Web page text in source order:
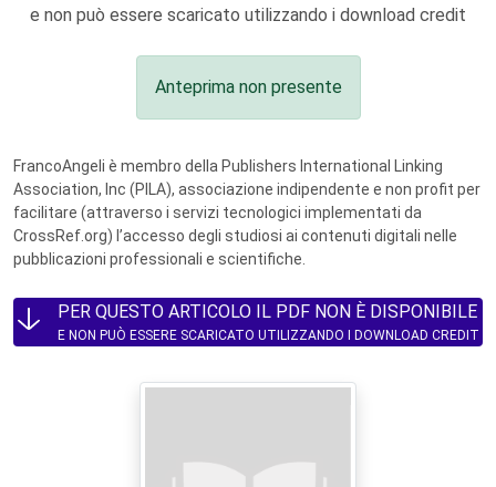
e non può essere scaricato utilizzando i download credit
Anteprima non presente
FrancoAngeli è membro della Publishers International Linking
Association, Inc (PILA), associazione indipendente e non profit per
facilitare (attraverso i servizi tecnologici implementati da
CrossRef.org) l’accesso degli studiosi ai contenuti digitali nelle
pubblicazioni professionali e scientifiche.
PER QUESTO ARTICOLO IL PDF NON È DISPONIBILE
E NON PUÒ ESSERE SCARICATO UTILIZZANDO I DOWNLOAD CREDIT